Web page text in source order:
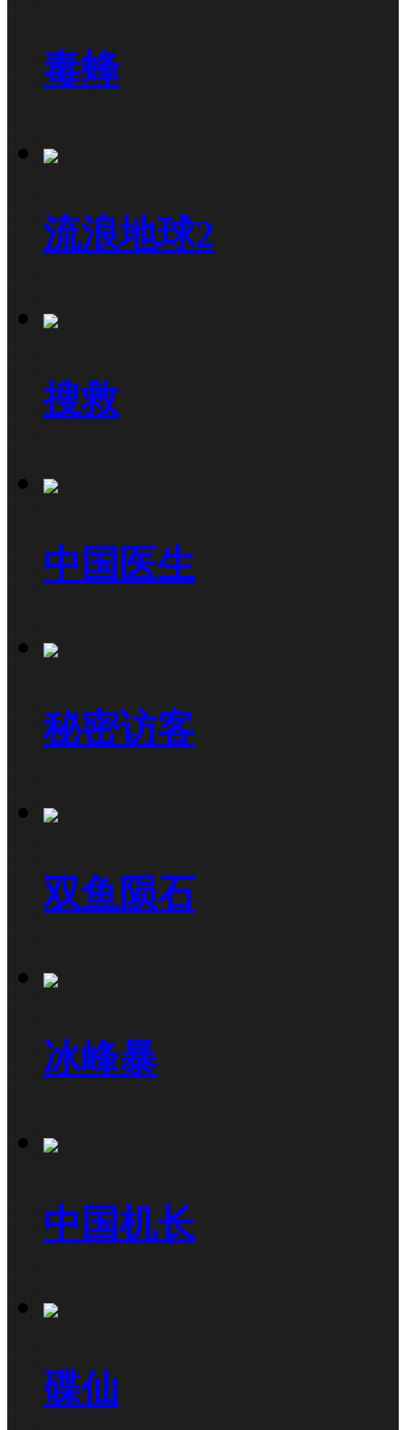
毒蜂
流浪地球2
搜救
中国医生
秘密访客
双鱼陨石
冰峰暴
中国机长
碟仙